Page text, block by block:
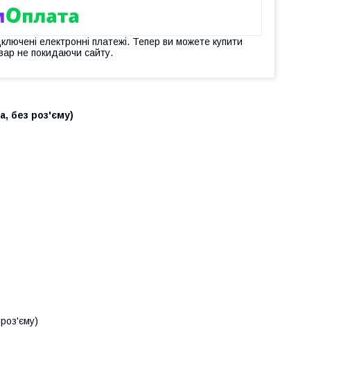
електронні платежі. Тепер ви можете купити
не покидаючи сайту.
без роз'єму)